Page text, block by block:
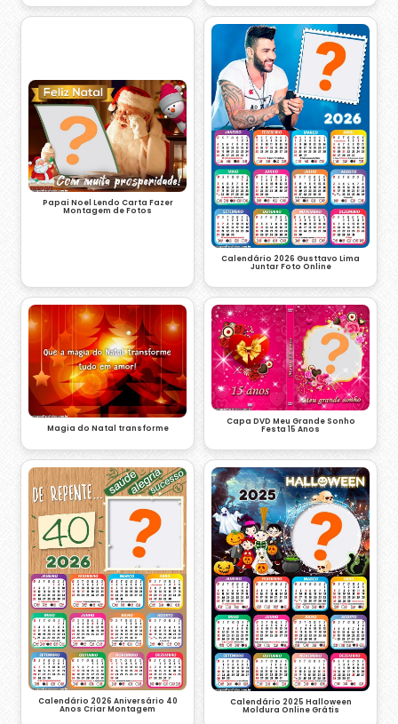
Papai Noel Lendo Carta Fazer
Montagem de Fotos
Calendário 2026 Gusttavo Lima
Juntar Foto Online
Magia do Natal transforme
Capa DVD Meu Grande Sonho
Festa 15 Anos
Calendário 2026 Aniversário 40
Anos Criar Montagem
Calendário 2025 Halloween
Moldura Online Grátis